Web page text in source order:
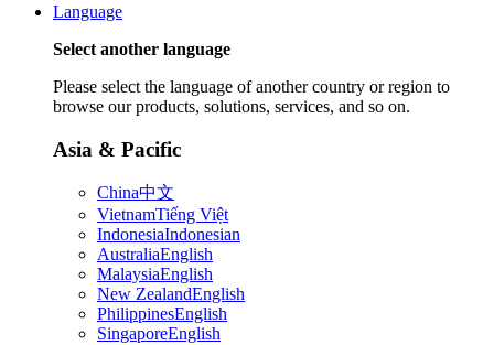
Language
Select another language
Please select the language of another country or region to
browse our products, solutions, services, and so on.
Asia & Pacific
China中文
VietnamTiếng Việt
IndonesiaIndonesian
AustraliaEnglish
MalaysiaEnglish
New ZealandEnglish
PhilippinesEnglish
SingaporeEnglish